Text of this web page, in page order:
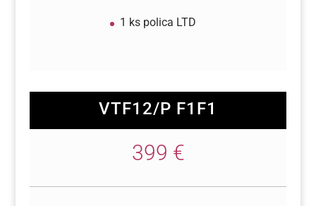
1 ks polica LTD
VTF12/P F1F1
399 €